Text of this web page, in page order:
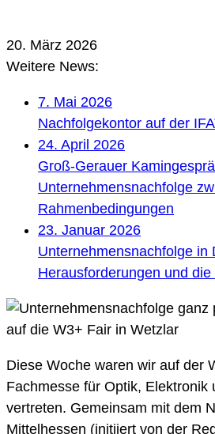
20. März 2026
Weitere News:
7. Mai 2026
Nachfolgekontor auf der
24. April 2026
Groß-Gerauer
Unternehmensnachfolge
Rahmenbedingungen
23. Januar 2026
Unternehmensnachfolge in
Herausforderungen und
Diese Woche waren wir auf der
Fachmesse für Optik, Elektronik
vertreten. Gemeinsam mit dem
Mittelhessen (initiiert von der